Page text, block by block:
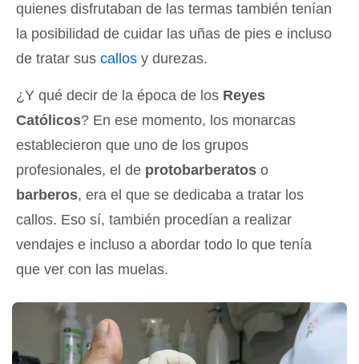
quienes disfrutaban de las termas también tenían
la posibilidad de cuidar las uñas de pies e incluso
de tratar sus callos y durezas.
¿Y qué decir de la época de los Reyes
Católicos? En ese momento, los monarcas
establecieron que uno de los grupos
profesionales, el de protobarberatos o
barberos, era el que se dedicaba a tratar los
callos. Eso sí, también procedían a realizar
vendajes e incluso a abordar todo lo que tenía
que ver con las muelas.